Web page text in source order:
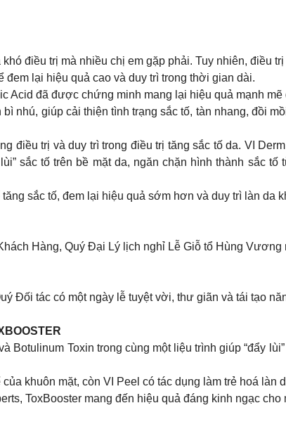
điều trị mà nhiều chị em gặp phải. Tuy nhiên, điều
lại hiệu quả cao và duy trì trong thời gian dài.
Acid đã được chứng minh mang lại hiệu quả mạnh mẽ
nhú, giúp cải thiện tình trạng sắc tố, tàn nhang, đồi
điều trị và duy trì trong điều trị tăng sắc tố da. VI
sắc tố trên bề mặt da, ngăn chặn hình thành sắc
sắc tố, đem lại hiệu quả sớm hơn và duy trì làn da
Hàng, Quý Đại Lý lịch nghỉ Lễ Giỗ tổ Hùng Vương
Đối tác có một ngày lễ tuyệt vời, thư giãn và tái tạo
Toxin trong cùng một liệu trình giúp “đẩy
khuôn mặt, còn VI Peel có tác dụng làm trẻ hoá làn
ToxBooster mang đến hiệu quả đáng kinh ngạc